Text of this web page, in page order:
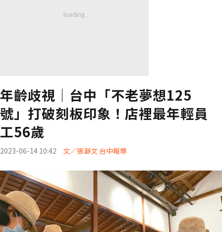
年齡歧視│台中「不老夢想125
號」打破刻板印象！店裡最年輕員
工56歲
2023-06-14 10:42 文／張瀞文 台中報導